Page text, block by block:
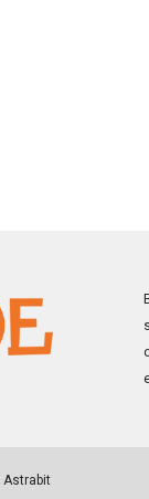
Astrabit